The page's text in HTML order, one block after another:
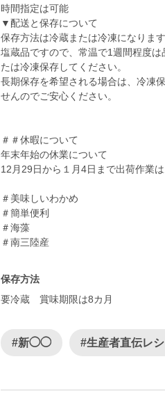
時間指定は可能
▼配送と保存について
保存方法は冷蔵または冷凍になりま
塩蔵品ですので、常温で1週間程度
たは冷凍保存してください。
長期保存を希望される場合は、冷凍
せんのでご安心ください。
＃＃休暇について
年末年始の休業について
12月29日から１月4日まで出荷作業は
＃美味しいわかめ
＃簡単便利
＃海藻
＃南三陸産
保存方法
要冷蔵 賞味期限は8カ月
#新◯◯ #生産者直伝レ